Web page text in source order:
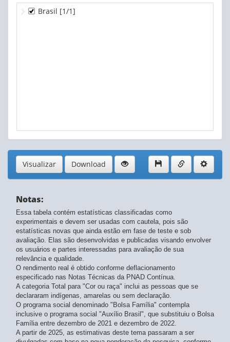
Brasil [1/1]
Visualizar Download
Notas:
Essa tabela contém estatísticas classificadas como
experimentais e devem ser usadas com cautela, pois são
estatísticas novas que ainda estão em fase de teste e sob
avaliação. Elas são desenvolvidas e publicadas visando envolver
os usuários e partes interessadas para avaliação de sua
relevância e qualidade.
O rendimento real é obtido conforme deflacionamento
especificado nas Notas Técnicas da PNAD Contínua.
A categoria Total para "Cor ou raça" inclui as pessoas que se
declararam indígenas, amarelas ou sem declaração.
O programa social denominado "Bolsa Família" contempla
inclusive o programa social "Auxílio Brasil", que substituiu o Bolsa
Família entre dezembro de 2021 e dezembro de 2022.
A partir de 2025, as estimativas deste tema passaram a ser